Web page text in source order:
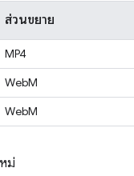
ส่วนขยาย
MP4
WebM
WebM
ม่